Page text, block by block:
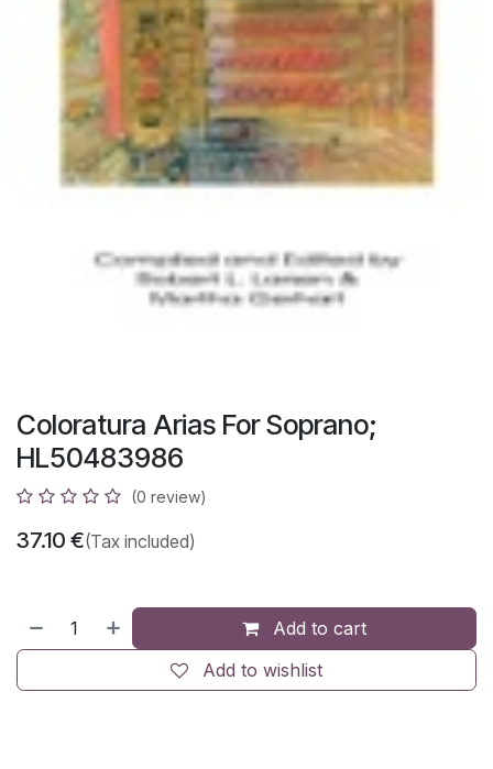
Coloratura Arias For Soprano;
HL50483986
(0 review)
37.10 €(Tax included)
Add to cart
Add to wishlist